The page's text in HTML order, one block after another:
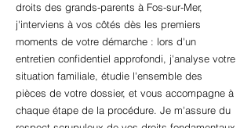
droits des grands-parents à Fos-sur-Mer,
j'interviens à vos côtés dès les premiers
moments de votre démarche : lors d'un
entretien confidentiel approfondi, j'analyse votre
situation familiale, étudie l'ensemble des
pièces de votre dossier, et vous accompagne à
chaque étape de la procédure. Je m'assure du